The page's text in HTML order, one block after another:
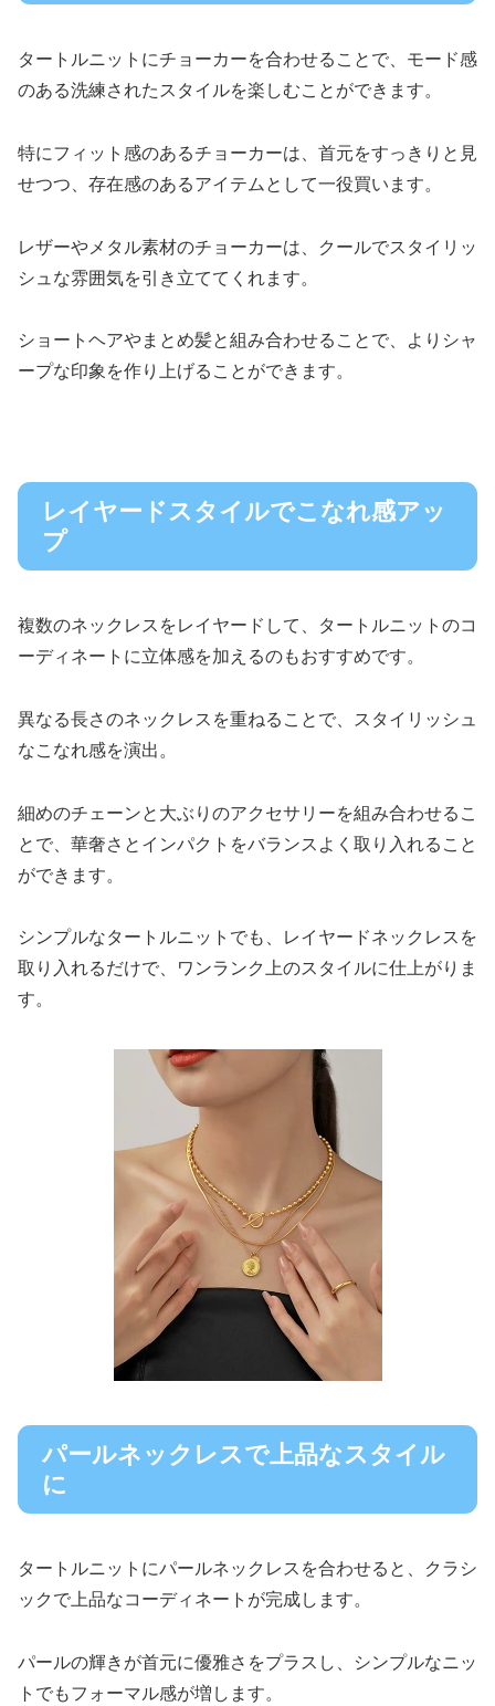
タートルニットにチョーカーを合わせることで、モード感
のある洗練されたスタイルを楽しむことができます。
特にフィット感のあるチョーカーは、首元をすっきりと見
せつつ、存在感のあるアイテムとして一役買います。
レザーやメタル素材のチョーカーは、クールでスタイリッ
シュな雰囲気を引き立ててくれます。
ショートヘアやまとめ髪と組み合わせることで、よりシャ
ープな印象を作り上げることができます。
レイヤードスタイルでこなれ感アッ
プ
複数のネックレスをレイヤードして、タートルニットのコ
ーディネートに立体感を加えるのもおすすめです。
異なる長さのネックレスを重ねることで、スタイリッシュ
なこなれ感を演出。
細めのチェーンと大ぶりのアクセサリーを組み合わせるこ
とで、華奢さとインパクトをバランスよく取り入れること
ができます。
シンプルなタートルニットでも、レイヤードネックレスを
取り入れるだけで、ワンランク上のスタイルに仕上がりま
す。
パールネックレスで上品なスタイル
に
タートルニットにパールネックレスを合わせると、クラシ
ックで上品なコーディネートが完成します。
パールの輝きが首元に優雅さをプラスし、シンプルなニッ
トでもフォーマル感が増します。